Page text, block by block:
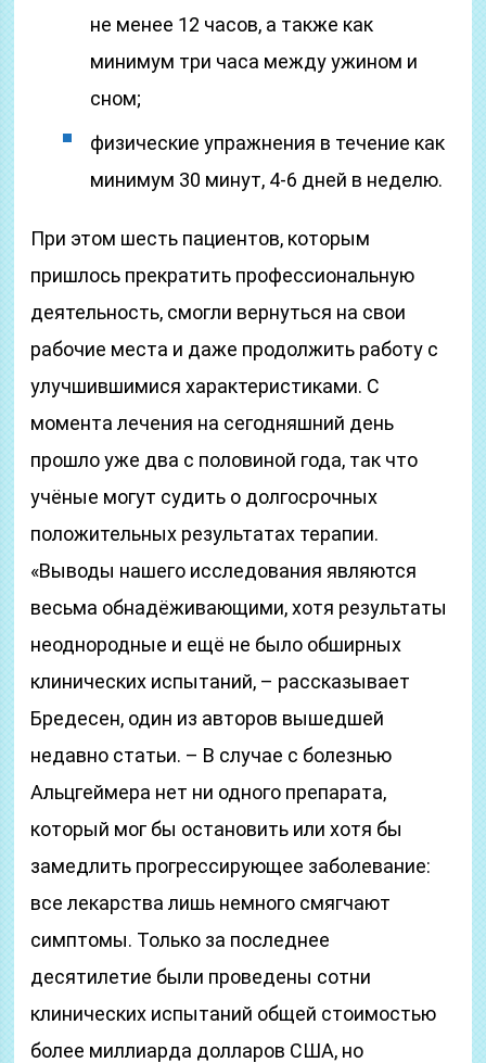
не менее 12 часов, а также как
минимум три часа между ужином и
сном;
физические упражнения в течение как
минимум 30 минут, 4-6 дней в неделю.
При этом шесть пациентов, которым
пришлось прекратить профессиональную
деятельность, смогли вернуться на свои
рабочие места и даже продолжить работу с
улучшившимися характеристиками. С
момента лечения на сегодняшний день
прошло уже два с половиной года, так что
учёные могут судить о долгосрочных
положительных результатах терапии.
«Выводы нашего исследования являются
весьма обнадёживающими, хотя результаты
неоднородные и ещё не было обширных
клинических испытаний, – рассказывает
Бредесен, один из авторов вышедшей
недавно статьи. – В случае с болезнью
Альцгеймера нет ни одного препарата,
который мог бы остановить или хотя бы
замедлить прогрессирующее заболевание:
все лекарства лишь немного смягчают
симптомы. Только за последнее
десятилетие были проведены сотни
клинических испытаний общей стоимостью
более миллиарда долларов США, но